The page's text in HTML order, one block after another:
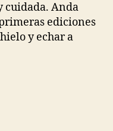
cuidada. Anda
ediciones
y echar a